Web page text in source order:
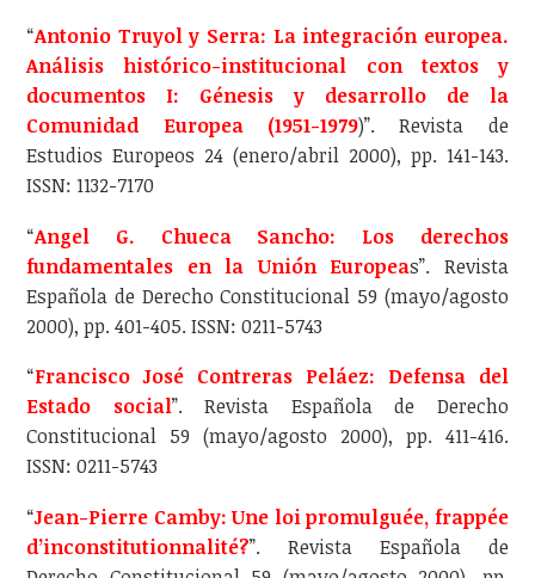
“Antonio Truyol y Serra: La integración europea.
Análisis histórico-institucional con textos y
documentos I: Génesis y desarrollo de la
Comunidad Europea (1951-1979)”. Revista de
Estudios Europeos 24 (enero/abril 2000), pp. 141-143.
ISSN: 1132-7170
“Angel G. Chueca Sancho: Los derechos
fundamentales en la Unión Europeas”. Revista
Española de Derecho Constitucional 59 (mayo/agosto
2000), pp. 401-405. ISSN: 0211-5743
“Francisco José Contreras Peláez: Defensa del
Estado social”. Revista Española de Derecho
Constitucional 59 (mayo/agosto 2000), pp. 411-416.
ISSN: 0211-5743
“Jean-Pierre Camby: Une loi promulguée, frappée
d’inconstitutionnalité?”. Revista Española de